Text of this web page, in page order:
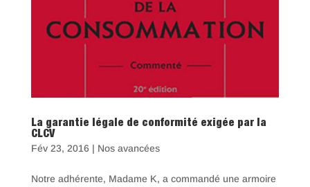
La garantie légale de conformité exigée par la
CLCV
Fév 23, 2016 | Nos avancées
Notre adhérente, Madame K, a commandé une armoire